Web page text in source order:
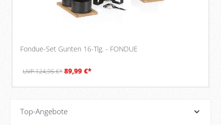
Top-Angebote
Fondue-Set Gunten 16-Tlg. - FONDUE
UVP 124,95 €*89,99 €*